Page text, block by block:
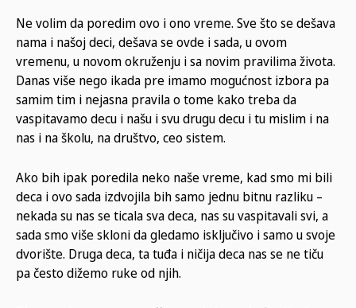
Ne volim da poredim ovo i ono vreme. Sve što se dešava
nama i našoj deci, dešava se ovde i sada, u ovom
vremenu, u novom okruženju i sa novim pravilima života.
Danas više nego ikada pre imamo mogućnost izbora pa
samim tim i nejasna pravila o tome kako treba da
vaspitavamo decu i našu i svu drugu decu i tu mislim i na
nas i na školu, na društvo, ceo sistem.
Ako bih ipak poredila neko naše vreme, kad smo mi bili
deca i ovo sada izdvojila bih samo jednu bitnu razliku –
nekada su nas se ticala sva deca, nas su vaspitavali svi, a
sada smo više skloni da gledamo isključivo i samo u svoje
dvorište. Druga deca, ta tuđa i ničija deca nas se ne tiču
pa često dižemo ruke od njih.